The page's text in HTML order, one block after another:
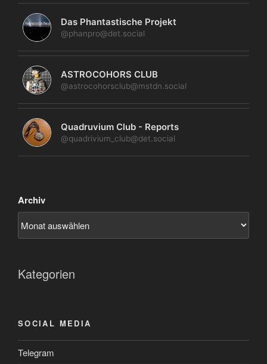
Das Phantastische Projekt
@phanpro@det.social
ASTROCOHORS CLUB
@astrocohorsclub@mstdn.social
Quadruvium Club - Reports
@quadrivium_club@det.social
Archiv
Kategorien
SOCIAL MEDIA
Telegram